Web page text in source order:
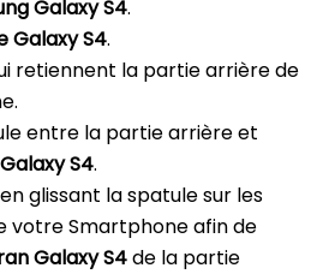
Galaxy S4.
Galaxy S4.
retiennent la partie arrière de
entre la partie arrière et
S4.
glissant la spatule sur les
votre Smartphone afin de
Galaxy S4de la partie